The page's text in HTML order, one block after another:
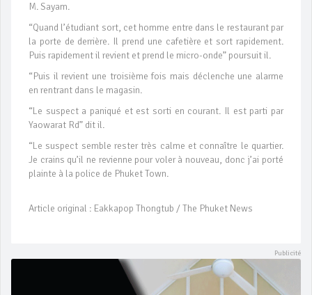
M. Sayam.
“Quand l’étudiant sort, cet homme entre dans le restaurant par
la porte de derrière. Il prend une cafetière et sort rapidement.
Puis rapidement il revient et prend le micro-onde” poursuit il.
“Puis il revient une troisième fois mais déclenche une alarme
en rentrant dans le magasin.
“Le suspect a paniqué et est sorti en courant. Il est parti par
Yaowarat Rd” dit il.
“Le suspect semble rester très calme et connaître le quartier.
Je crains qu’il ne revienne pour voler à nouveau, donc j’ai porté
plainte à la police de Phuket Town.
Article original : Eakkapop Thongtub / The Phuket News